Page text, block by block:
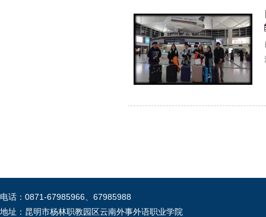
电话：0871-67985966、67985988
地址：昆明市杨林职教园区云南外事外语职业学院